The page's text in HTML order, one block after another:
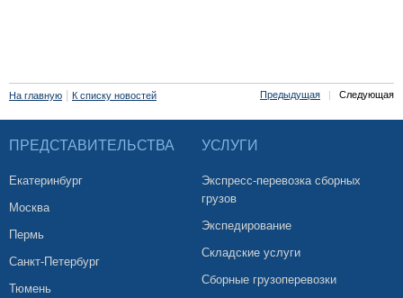
На главную К списку новостей Предыдущая | Следующая
ПРЕДСТАВИТЕЛЬСТВА
Екатеринбург
Москва
Пермь
Санкт-Петербург
Тюмень
УСЛУГИ
Экспресс-перевозка сборных
грузов
Экспедирование
Складские услуги
Сборные грузоперевозки